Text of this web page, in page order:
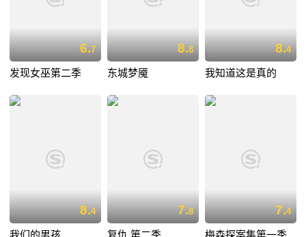
6.7
发现女巫第二季
8.8
东城梦魇
8.4
我知道这是真的
8.4 7.8 7.4